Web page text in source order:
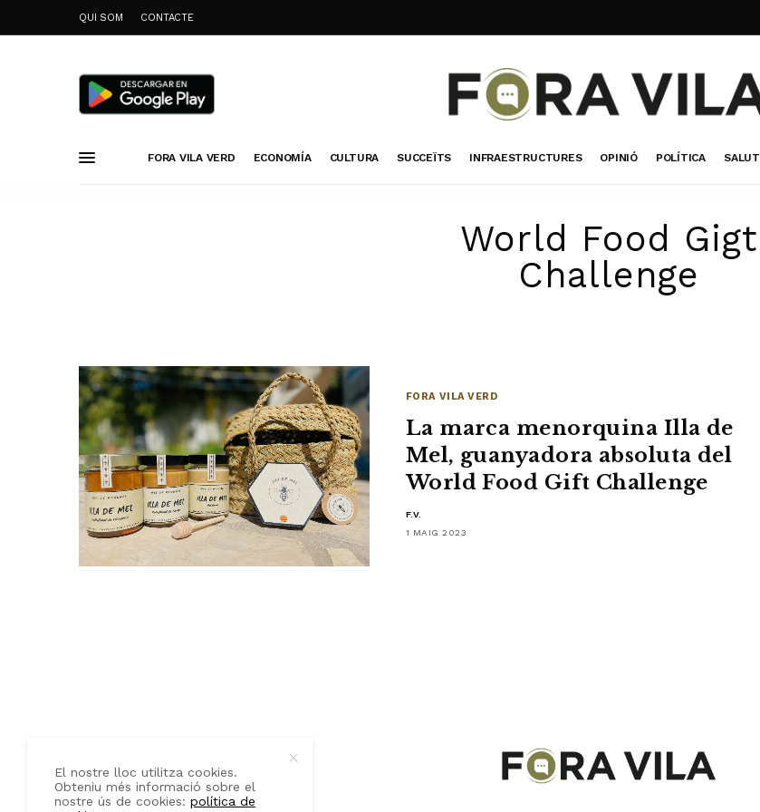
QUI SOM CONTACTE
FORA VILA VERD ECONOMÍA CULTURA SUCCEÏTS INFRAESTRUCTURES OPINIÓ POLÍTICA SALUT
World Food Gigt
Challenge
FORA VILA VERD
La marca menorquina Illa de
Mel, guanyadora absoluta del
World Food Gift Challenge
F.V.
1 MAIG 2023
QUI SOM CONTACTE
El nostre lloc utilitza cookies.
Obteniu més informació sobre el
nostre ús de cookies:política de